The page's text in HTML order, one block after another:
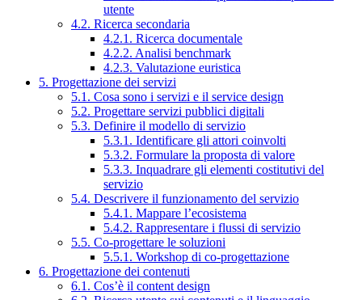
utente
4.2. Ricerca secondaria
4.2.1. Ricerca documentale
4.2.2. Analisi benchmark
4.2.3. Valutazione euristica
5. Progettazione dei servizi
5.1. Cosa sono i servizi e il service design
5.2. Progettare servizi pubblici digitali
5.3. Definire il modello di servizio
5.3.1. Identificare gli attori coinvolti
5.3.2. Formulare la proposta di valore
5.3.3. Inquadrare gli elementi costitutivi del
servizio
5.4. Descrivere il funzionamento del servizio
5.4.1. Mappare l’ecosistema
5.4.2. Rappresentare i flussi di servizio
5.5. Co-progettare le soluzioni
5.5.1. Workshop di co-progettazione
6. Progettazione dei contenuti
6.1. Cos’è il content design